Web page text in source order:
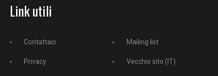
Link utili
Contattaci
Privacy
Mailing list
Vecchio sito (IT)